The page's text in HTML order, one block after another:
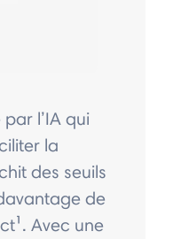
l’IA qui
la
des seuils
de
Avec une